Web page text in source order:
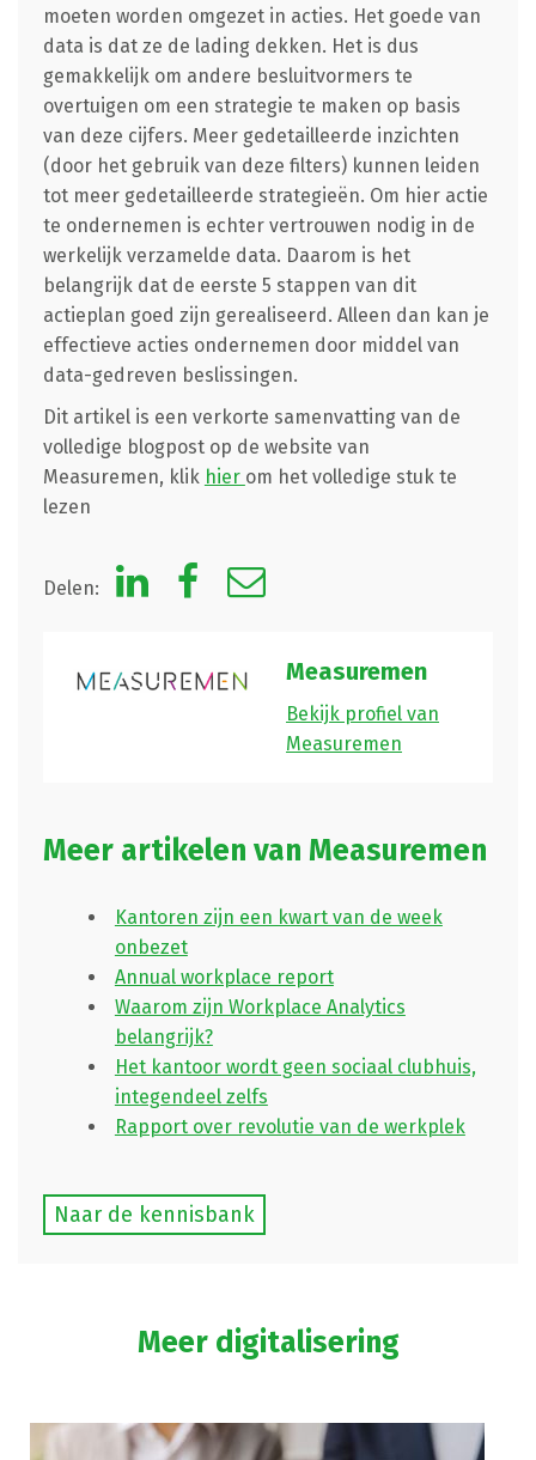
moeten worden omgezet in acties. Het goede van
data is dat ze de lading dekken. Het is dus
gemakkelijk om andere besluitvormers te
overtuigen om een strategie te maken op basis
van deze cijfers. Meer gedetailleerde inzichten
(door het gebruik van deze filters) kunnen leiden
tot meer gedetailleerde strategieën. Om hier actie
te ondernemen is echter vertrouwen nodig in de
werkelijk verzamelde data. Daarom is het
belangrijk dat de eerste 5 stappen van dit
actieplan goed zijn gerealiseerd. Alleen dan kan je
effectieve acties ondernemen door middel van
data-gedreven beslissingen.
Dit artikel is een verkorte samenvatting van de
volledige blogpost op de website van
Measuremen, klik hier om het volledige stuk te
lezen
Delen:
Measuremen
Bekijk profiel van
Measuremen
Meer artikelen van Measuremen
Kantoren zijn een kwart van de week
onbezet
Annual workplace report
Waarom zijn Workplace Analytics
belangrijk?
Het kantoor wordt geen sociaal clubhuis,
integendeel zelfs
Rapport over revolutie van de werkplek
Naar de kennisbank
Meer digitalisering